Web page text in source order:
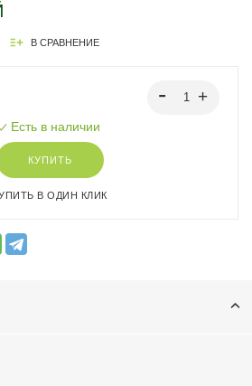
В СРАВНЕНИЕ
Есть в наличии
КУПИТЬ
В ОДИН КЛИК